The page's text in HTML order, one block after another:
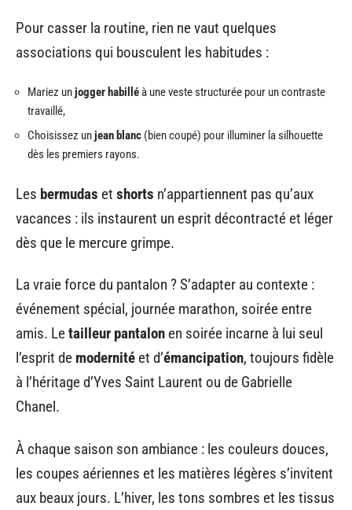
Pour casser la routine, rien ne vaut quelques
associations qui bousculent les habitudes :
Mariez unjogger habilléà une veste structurée pour un contraste
travaillé,
Choisissez unjean blanc (bien coupé) pour illuminer la silhouette
dès les premiers rayons.
Les bermudas et shorts n’appartiennent pas qu’aux
vacances : ils instaurent un esprit décontracté et léger
dès que le mercure grimpe.
La vraie force du pantalon ? S’adapter au contexte :
événement spécial, journée marathon, soirée entre
amis. Letailleur pantalon en soirée incarne à lui seul
l’esprit de modernité et d’émancipation, toujours fidèle
à l’héritage d’Yves Saint Laurent ou de Gabrielle
Chanel.
À chaque saison son ambiance : les couleurs douces,
les coupes aériennes et les matières légères s’invitent
aux beaux jours. L’hiver, les tons sombres et les tissus